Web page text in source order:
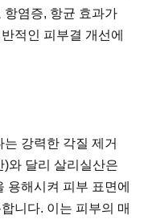
항염증, 항균 효과가
적인 피부결 개선에
강력한 각질 제거
와 달리 살리실산은
용해시켜 피부 표면에
니다. 이는 피부의 매